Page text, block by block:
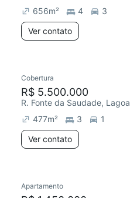
656m² 4
3
Ver contato
Cobertura
R$ 5.500.000
R. Fonte da Saudade, Lagoa
477m² 3
1
Ver contato
Apartamento